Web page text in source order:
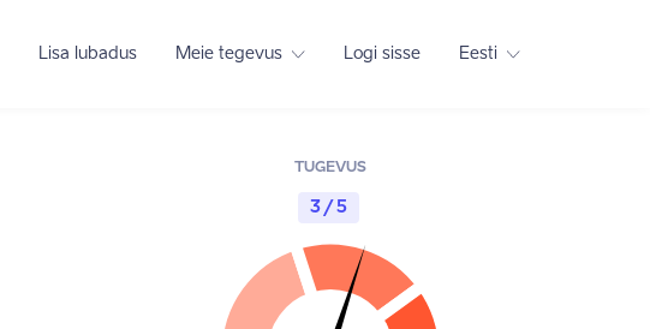
Lisa lubadus Meie tegevus Logi sisse Eesti
TUGEVUS
3 / 5